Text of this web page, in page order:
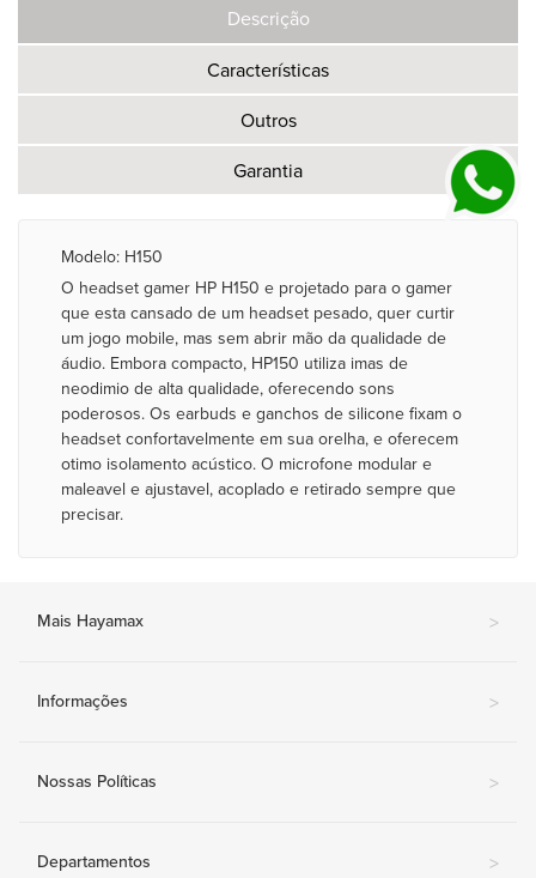
Descrição
Características
Outros
Garantia
Modelo: H150
O headset gamer HP H150 e projetado para o gamer
que esta cansado de um headset pesado, quer curtir
um jogo mobile, mas sem abrir mão da qualidade de
áudio. Embora compacto, HP150 utiliza imas de
neodimio de alta qualidade, oferecendo sons
poderosos. Os earbuds e ganchos de silicone fixam o
headset confortavelmente em sua orelha, e oferecem
otimo isolamento acústico. O microfone modular e
maleavel e ajustavel, acoplado e retirado sempre que
precisar.
Mais Hayamax >
Informações >
Nossas Políticas >
Departamentos >